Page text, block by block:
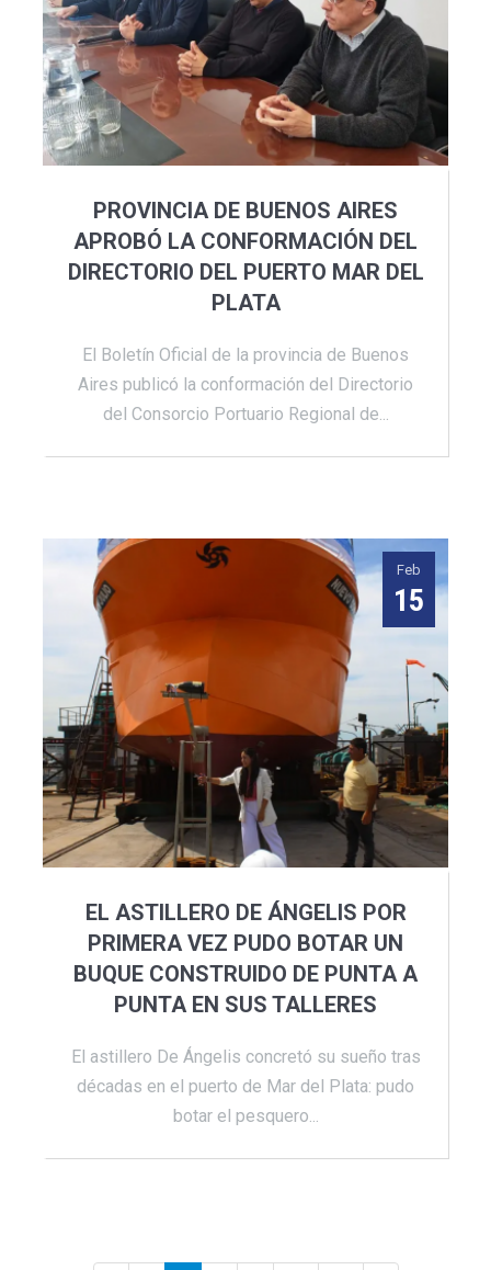
PROVINCIA DE BUENOS AIRES
APROBÓ LA CONFORMACIÓN DEL
DIRECTORIO DEL PUERTO MAR DEL
PLATA
El Boletín Oficial de la provincia de Buenos
Aires publicó la conformación del Directorio
del Consorcio Portuario Regional de...
Feb
15
EL ASTILLERO DE ÁNGELIS POR
PRIMERA VEZ PUDO BOTAR UN
BUQUE CONSTRUIDO DE PUNTA A
PUNTA EN SUS TALLERES
El astillero De Ángelis concretó su sueño tras
décadas en el puerto de Mar del Plata: pudo
botar el pesquero...